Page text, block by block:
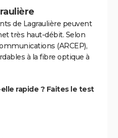
de Lagraulière peuvent
très haut-débit. Selon
(ARCEP),
à la fibre optique à
rapide ? Faites le test